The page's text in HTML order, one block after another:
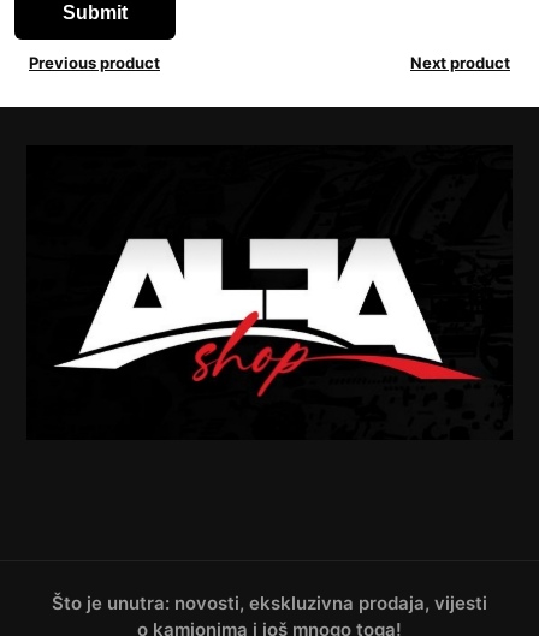
Previous product Next product
Što je unutra: novosti, ekskluzivna prodaja, vijesti
o kamionima i još mnogo toga!